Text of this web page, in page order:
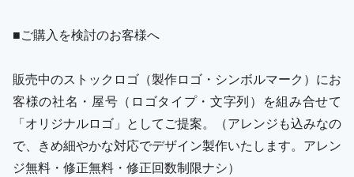
■ご購入を検討のお客様へ
販売中のストックロゴ（製作ロゴ・シンボルマーク）にお
客様の社名・屋号（ロゴタイプ・文字列）を組み合せて
「オリジナルロゴ」としてご提案。（アレンジも込みなの
で、きめ細やかな対応でデザイン製作いたします。アレン
ジ無料・修正無料・修正回数制限ナシ）